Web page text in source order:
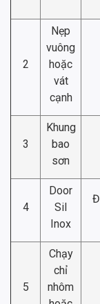
2
Nẹp
vuông
hoặc
vát
cạnh
3
Khung
bao
sơn
4
Door
Sil
Inox
5
Chạy
chỉ
nhôm